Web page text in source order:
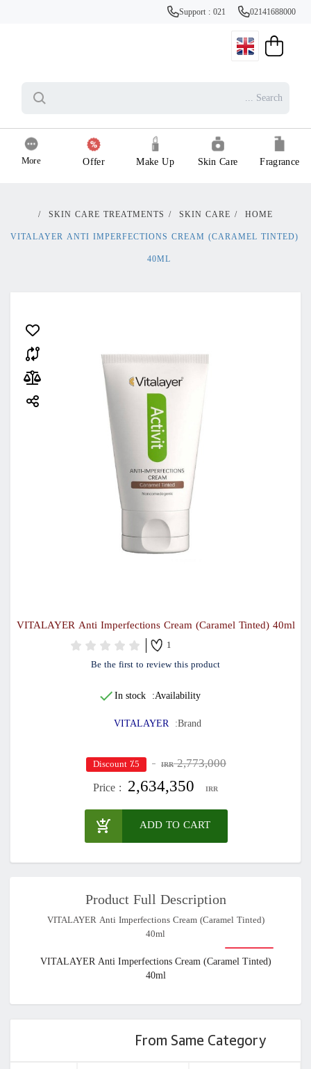
Support : 021 02141688000
Fragrance
Skin Care
Make Up
Offer
More
HOME
/
SKIN CARE
/
SKIN CARE TREATMENTS
/
VITALAYER ANTI IMPERFECTIONS CREAM (CARAMEL TINTED)
40ML
VITALAYER Anti Imperfections Cream (Caramel Tinted) 40ml
1
Be the first to review this product
Availability:
In stock
Brand:
VITALAYER
2,773,000
IRR ٪5 Discount
Price : 2,634,350 IRR
ADD TO CART
Product Full Description
VITALAYER Anti Imperfections Cream (Caramel Tinted)
40ml
VITALAYER Anti Imperfections Cream (Caramel Tinted)
40ml
From Same Category